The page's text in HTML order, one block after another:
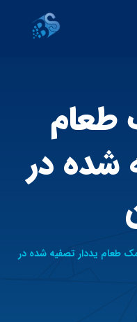
طعام
شده در
طعام یددار تصفیه شده در